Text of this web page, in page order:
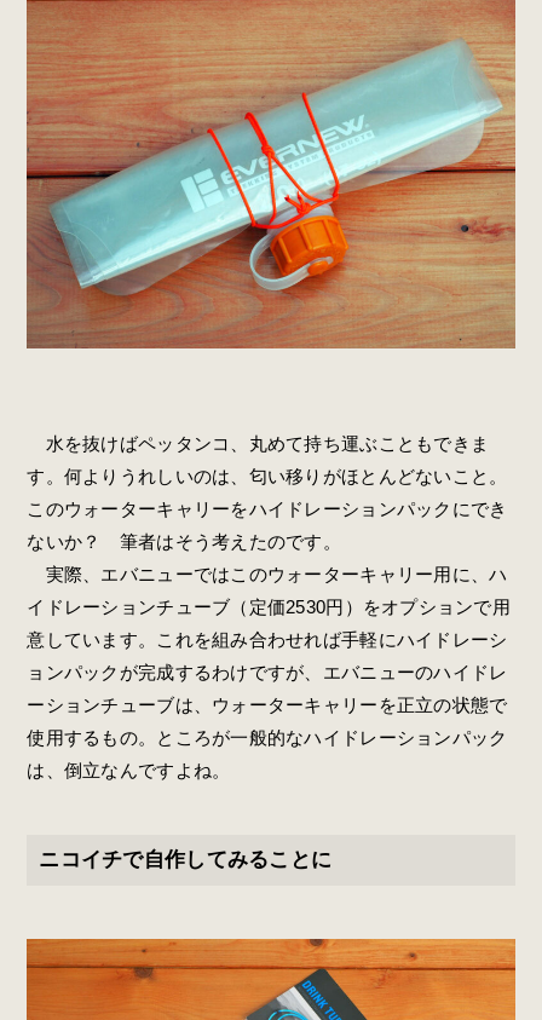
水を抜けばペッタンコ、丸めて持ち運ぶこともできま
す。何よりうれしいのは、匂い移りがほとんどないこと。
このウォーターキャリーをハイドレーションパックにでき
ないか？ 筆者はそう考えたのです。
実際、エバニューではこのウォーターキャリー用に、ハ
イドレーションチューブ（定価2530円）をオプションで用
意しています。これを組み合わせれば手軽にハイドレーシ
ョンパックが完成するわけですが、エバニューのハイドレ
ーションチューブは、ウォーターキャリーを正立の状態で
使用するもの。ところが一般的なハイドレーションパック
は、倒立なんですよね。
ニコイチで自作してみることに